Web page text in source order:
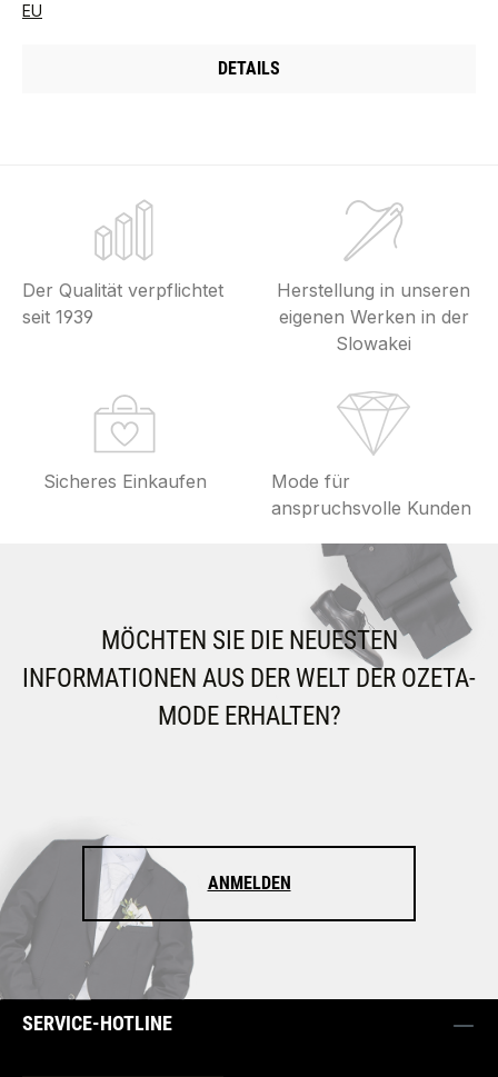
EU
DETAILS
Der Qualität verpflichtet
seit 1939
Herstellung in unseren
eigenen Werken in der
Slowakei
Sicheres Einkaufen
Mode für
anspruchsvolle Kunden
MÖCHTEN SIE DIE NEUESTEN
INFORMATIONEN AUS DER WELT DER OZETA-
MODE ERHALTEN?
ANMELDEN
SERVICE-HOTLINE